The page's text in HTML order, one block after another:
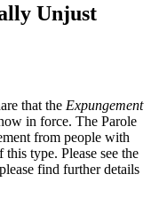
Unjust
that the Expungement
in force. The Parole
from people with
type. Please see the
find further details